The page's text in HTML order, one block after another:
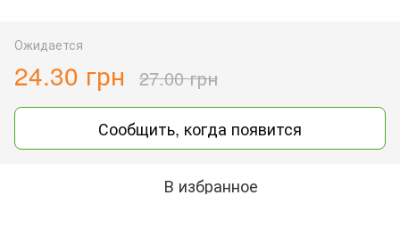
Ожидается
24.30 грн 27.00 грн
Сообщить, когда появится
В избранное